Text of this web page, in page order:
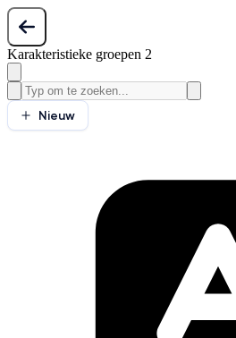
Karakteristieke groepen 2
Nieuw